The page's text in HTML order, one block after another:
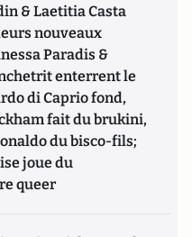
& Laetitia Casta
nouveaux
Paradis &
enterrent le
di Caprio fond,
fait du brukini,
du bisco-fils;
joue du
queer